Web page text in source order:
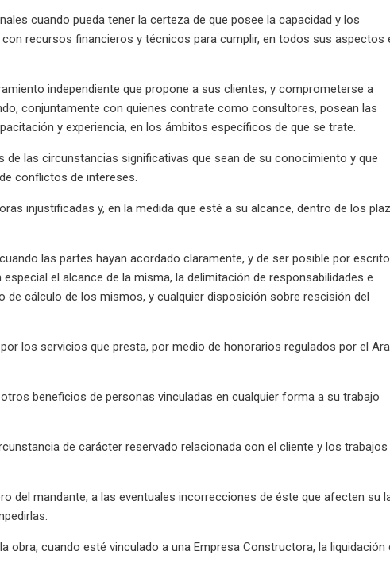
cuando pueda tener la certeza de que posee la capacidad y los
recursos financieros y técnicos para cumplir, en todos sus aspectos
independiente que propone a sus clientes, y comprometerse a
conjuntamente con quienes contrate como consultores, posean las
y experiencia, en los ámbitos específicos de que se trate.
las circunstancias significativas que sean de su conocimiento y que
conflictos de intereses.
injustificadas y, en la medida que esté a su alcance, dentro de los
las partes hayan acordado claramente, y de ser posible por
el alcance de la misma, la delimitación de responsabilidades e
cálculo de los mismos, y cualquier disposición sobre rescisión del
los servicios que presta, por medio de honorarios regulados por el
beneficios de personas vinculadas en cualquier forma a su trabajo
de carácter reservado relacionada con el cliente y los trabajos
del mandante, a las eventuales incorrecciones de éste que afecten su
obra, cuando esté vinculado a una Empresa Constructora, la liquidación